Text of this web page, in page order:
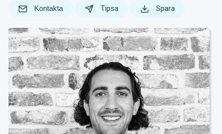
Kontakta Tipsa Spara